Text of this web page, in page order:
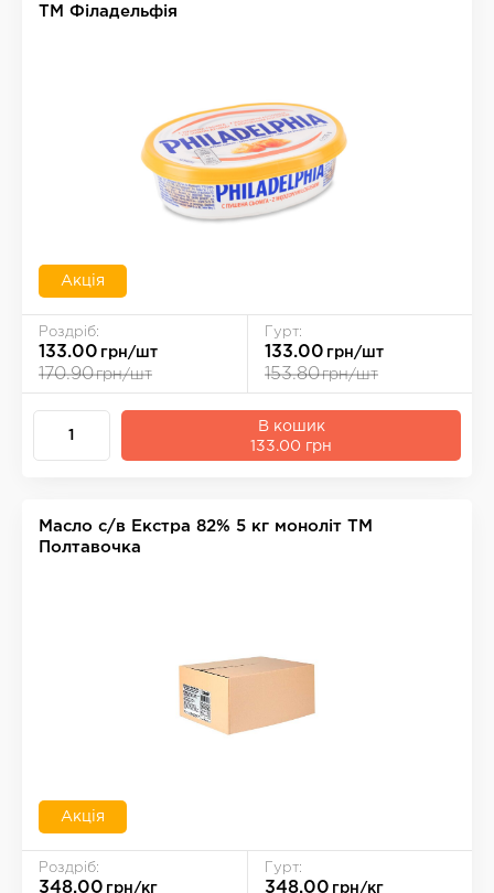
ТМ Філадельфія
Акція
Роздріб:
133.00 грн/шт
170.90грн/шт
Гурт:
133.00 грн/шт
153.80грн/шт
В кошик
133.00 грн
Масло с/в Екстра 82% 5 кг моноліт ТМ
Полтавочка
Акція
Роздріб:
348.00 грн/кг
Гурт:
348.00 грн/кг